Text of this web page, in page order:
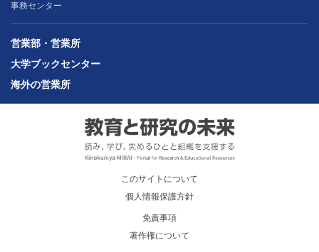
事務センター
営業部・営業所
大学ブックセンター
海外の営業所
このサイトについて
個人情報保護方針
免責事項
著作権について